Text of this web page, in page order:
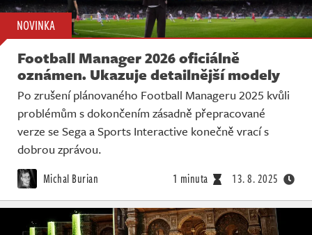
NOVINKA
Football Manager 2026 oficiálně
oznámen. Ukazuje detailnější modely
Po zrušení plánovaného Football Manageru 2025 kvůli
problémům s dokončením zásadně přepracované
verze se Sega a Sports Interactive konečně vrací s
dobrou zprávou.
Michal Burian 1 minuta 13. 8. 2025